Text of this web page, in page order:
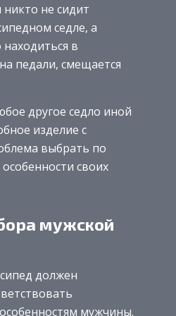
не сидит
седле, а
в
педали, смещается
другое седло иной
изделие с
выбрать по
своих
мужской
должен
мужчины.